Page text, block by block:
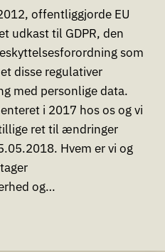
offentliggjorde EU
udkast til GDPR, den
som
disse regulativer
med personlige data.
i 2017 hos os og vi
ret til ændringer
Hvem er vi og
og…